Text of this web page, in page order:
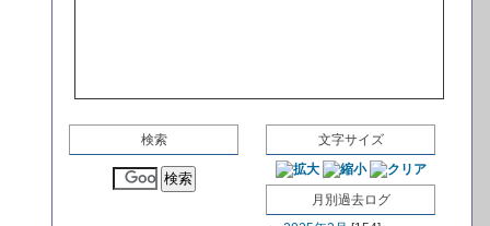
検索 文字サイズ
月別過去ログ